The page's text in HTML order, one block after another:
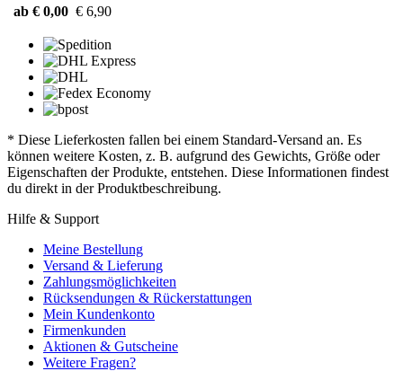
ab € 0,00 € 6,90
* Diese Lieferkosten fallen bei einem Standard-Versand an. Es
können weitere Kosten, z. B. aufgrund des Gewichts, Größe oder
Eigenschaften der Produkte, entstehen. Diese Informationen findest
du direkt in der Produktbeschreibung.
Hilfe & Support
Meine Bestellung
Versand & Lieferung
Zahlungsmöglichkeiten
Rücksendungen & Rückerstattungen
Mein Kundenkonto
Firmenkunden
Aktionen & Gutscheine
Weitere Fragen?